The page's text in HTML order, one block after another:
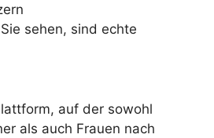
sehen, sind echte
auf der sowohl
als auch Frauen nach